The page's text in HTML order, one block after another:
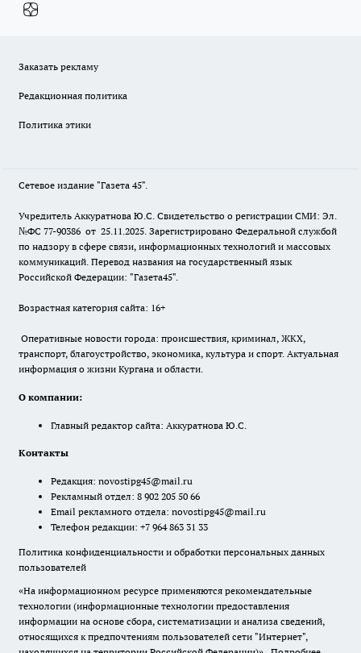
Заказать рекламу
Редакционная политика
Политика этики
Сетевое издание "Газета 45".
Учредитель Аккуратнова Ю.С. Свидетельство о регистрации СМИ: Эл.
№ФС 77-90386 от 25.11.2025. Зарегистрировано Федеральной службой
по надзору в сфере связи, информационных технологий и массовых
коммуникаций. Перевод названия на государственный язык
Российской Федерации: "Газета45".
Возрастная категория сайта: 16+
Оперативные новости города: происшествия, криминал, ЖКХ,
транспорт, благоустройство, экономика, культура и спорт. Актуальная
информация о жизни Кургана и области.
О компании:
Главный редактор сайта: Аккуратнова Ю.С.
Контакты
Редакция: novostipg45@mail.ru
Рекламный отдел: 8 902 205 50 66
Email рекламного отдела: novostipg45@mail.ru
Телефон редакции: +7 964 863 31 33
Политика конфиденциальности и обработки персональных данных
пользователей
«На информационном ресурсе применяются рекомендательные
технологии (информационные технологии предоставления
информации на основе сбора, систематизации и анализа сведений,
относящихся к предпочтениям пользователей сети "Интернет",